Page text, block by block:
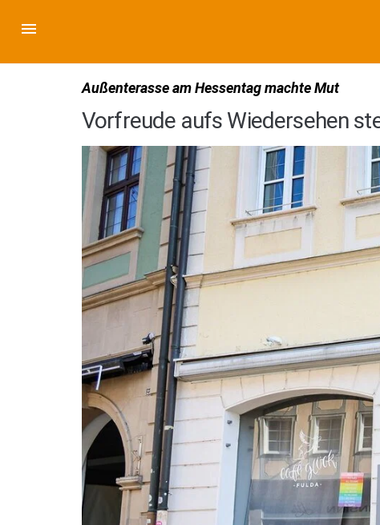
Außenterasse am Hessentag machte Mut
Vorfreude aufs Wiedersehen